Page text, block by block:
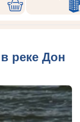
реке Дон